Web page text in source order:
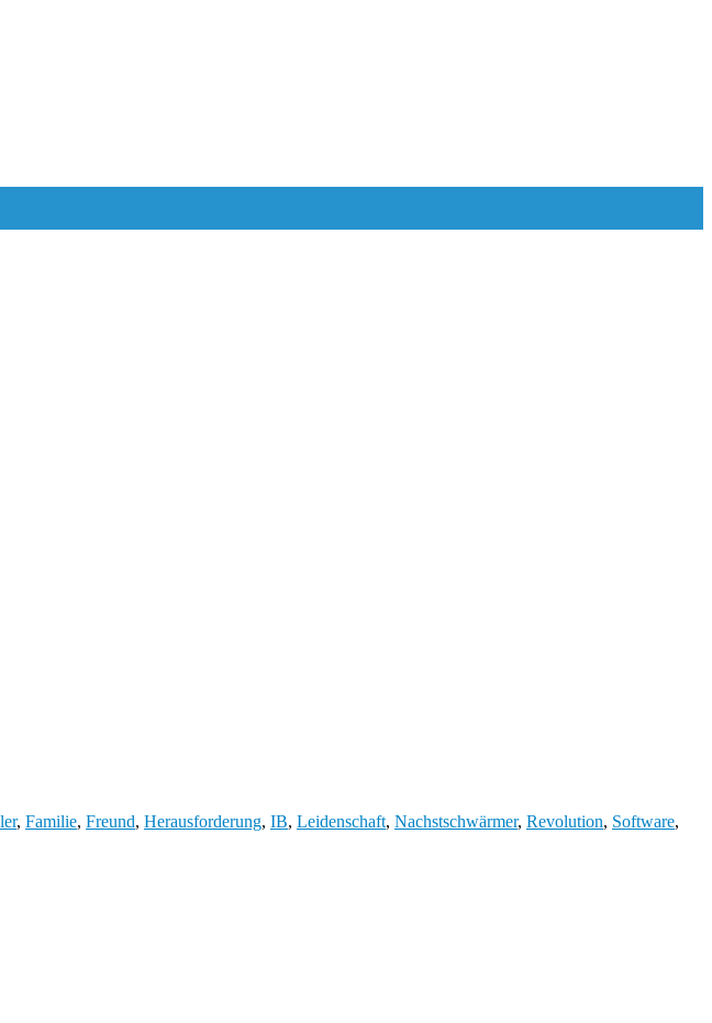
, Familie, Freund, Herausforderung, IB, Leidenschaft, Nachstschwärmer, Revolution, Software,